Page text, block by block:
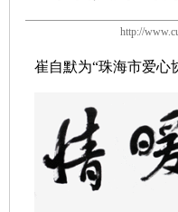
http://
崔自默为“珠海市爱心